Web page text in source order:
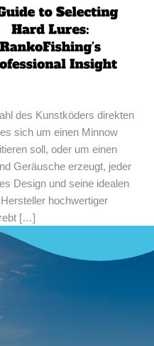
des Kunstköders direkten
sich um einen Minnow
soll, oder um einen
Geräusche erzeugt, jeder
Design und seine idealen
hochwertiger
[…]